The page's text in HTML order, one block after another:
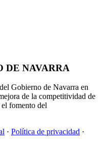
DE NAVARRA
Gobierno de Navarra en
de la competitividad de
el fomento del
· Política de privacidad ·